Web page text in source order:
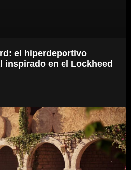
el hiperdeportivo
inspirado en el Lockheed